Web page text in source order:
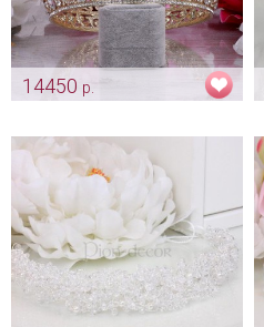
14450 р.
Арт: diad_0056